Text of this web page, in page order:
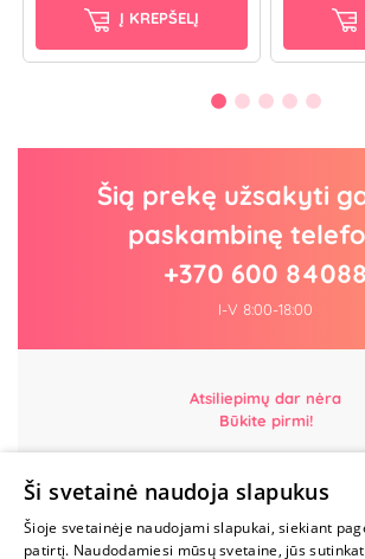
Į KREPŠELĮ
Šią prekę užsakyti
paskambinę
+370 600 84088
I-V 8:00-18:00
Atsiliepimų dar nėra
Būkite pirmi!
MYLIMIAUSIA
Ši svetainė naudoja slapukus
Šioje svetainėje naudojami slapukai, siekiant
patirtį. Naudodamiesi mūsų svetaine, jūs